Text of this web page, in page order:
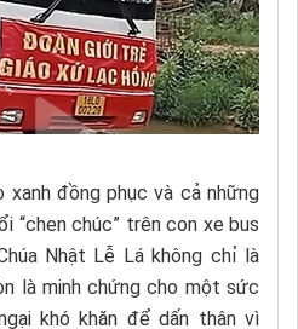
xanh đồng phục và cả những
“chen chúc” trên con xe bus
Nhật Lễ Lá không chỉ là
là minh chứng cho một sức
khó khăn để dấn thân vì